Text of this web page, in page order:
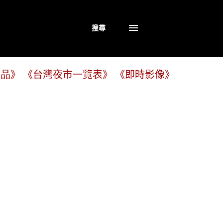
搜尋
》 《台灣夜市一覽表》 《即時影像》